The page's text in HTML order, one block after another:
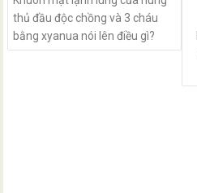
thủ đầu độc chồng và 3 cháu
bằng xyanua nói lên điều gì?